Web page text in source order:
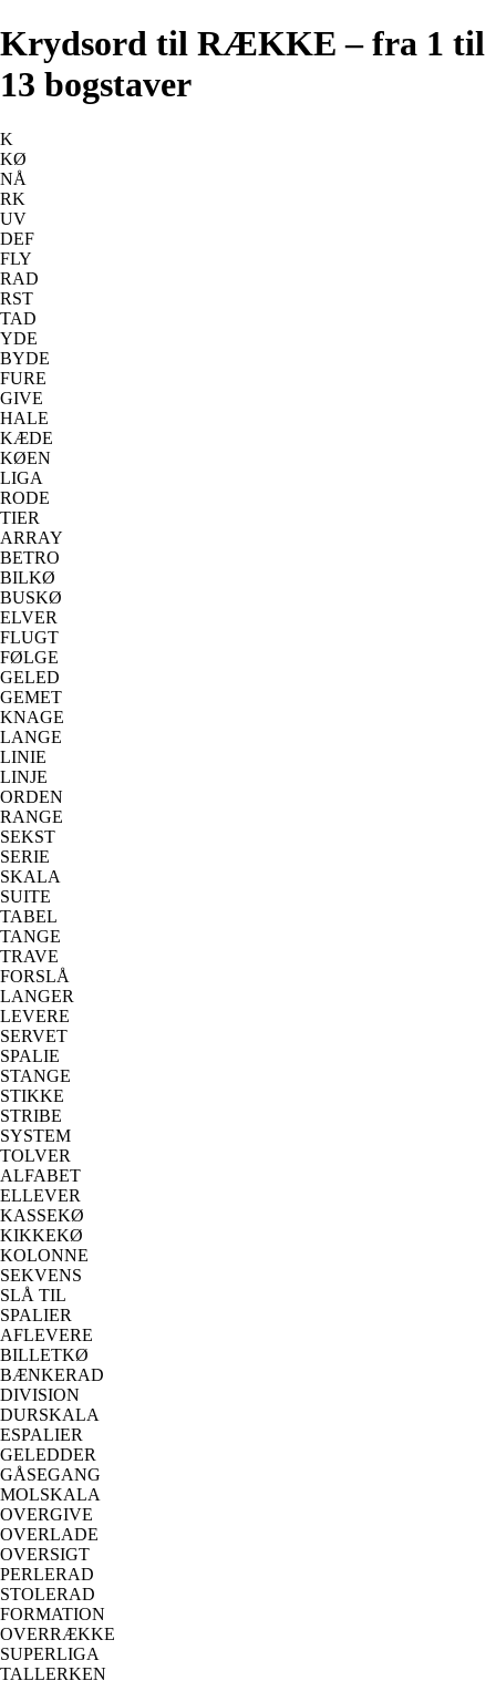
Krydsord til RÆKKE – fra 1 til
13 bogstaver
K
KØ
NÅ
RK
UV
DEF
FLY
RAD
RST
TAD
YDE
BYDE
FURE
GIVE
HALE
KÆDE
KØEN
LIGA
RODE
TIER
ARRAY
BETRO
BILKØ
BUSKØ
ELVER
FLUGT
FØLGE
GELED
GEMET
KNAGE
LANGE
LINIE
LINJE
ORDEN
RANGE
SEKST
SERIE
SKALA
SUITE
TABEL
TANGE
TRAVE
FORSLÅ
LANGER
LEVERE
SERVET
SPALIE
STANGE
STIKKE
STRIBE
SYSTEM
TOLVER
ALFABET
ELLEVER
KASSEKØ
KIKKEKØ
KOLONNE
SEKVENS
SLÅ TIL
SPALIER
AFLEVERE
BILLETKØ
BÆNKERAD
DIVISION
DURSKALA
ESPALIER
GELEDDER
GÅSEGANG
MOLSKALA
OVERGIVE
OVERLADE
OVERSIGT
PERLERAD
STOLERAD
FORMATION
OVERRÆKKE
SUPERLIGA
TALLERKEN